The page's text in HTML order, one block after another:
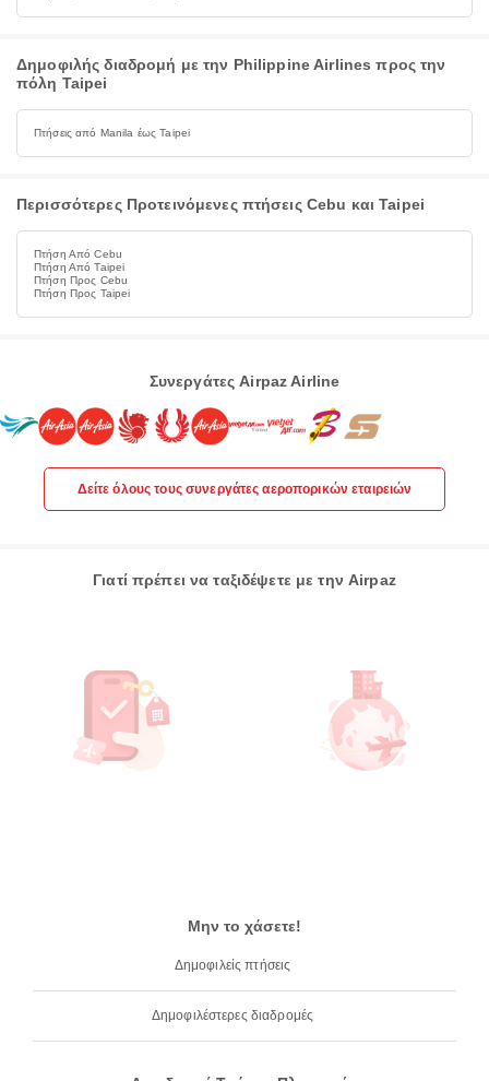
Δημοφιλής διαδρομή με την Philippine Airlines προς την
πόλη Taipei
Πτήσεις από Manila έως Taipei
Περισσότερες Προτεινόμενες πτήσεις Cebu και Taipei
Πτήση Από Cebu
Πτήση Από Taipei
Πτήση Προς Cebu
Πτήση Προς Taipei
Συνεργάτες Airpaz Airline
Δείτε όλους τους συνεργάτες αεροπορικών εταιρειών
Γιατί πρέπει να ταξιδέψετε με την Airpaz
Μην το χάσετε!
Δημοφιλείς πτήσεις
Δημοφιλέστερες διαδρομές